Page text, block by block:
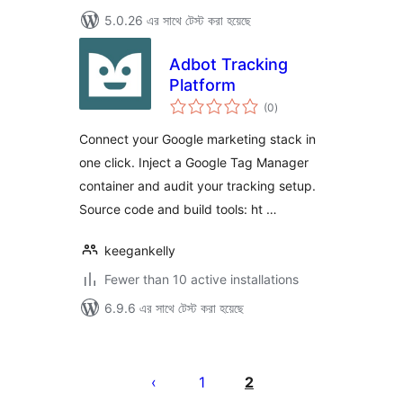
5.0.26 এর সাথে টেস্ট করা হয়েছে
Adbot Tracking
Platform
(0total
ratings
)
Connect your Google marketing stack in
one click. Inject a Google Tag Manager
container and audit your tracking setup.
Source code and build tools: ht …
keegankelly
Fewer than 10 active installations
6.9.6 এর সাথে টেস্ট করা হয়েছে
1 2